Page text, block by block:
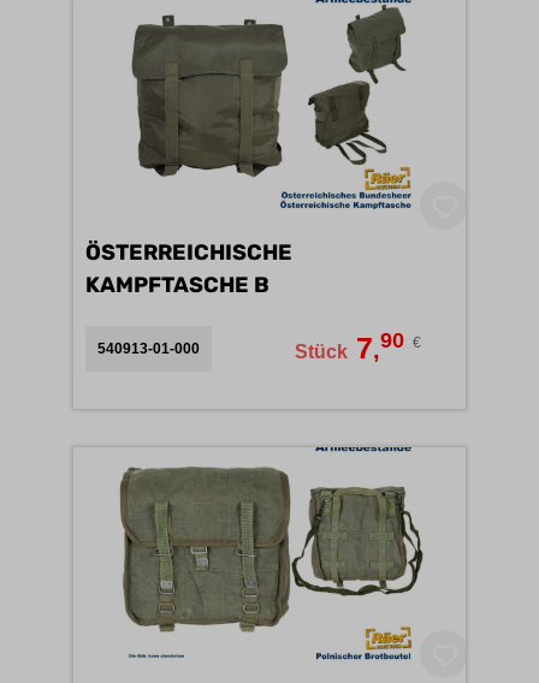
ÖSTERREICHISCHE
KAMPFTASCHE B
540913-01-000 Stück 7,90 €